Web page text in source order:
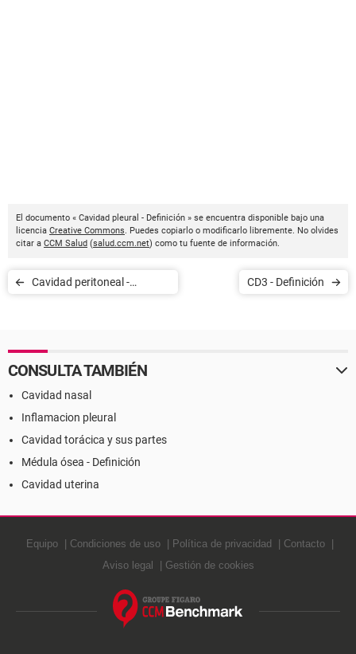
El documento « Cavidad pleural - Definición » se encuentra disponible bajo una
licencia Creative Commons. Puedes copiarlo o modificarlo libremente. No olvides
citar a CCM Salud (salud.ccm.net) como tu fuente de información.
Cavidad peritoneal -
CD3 - Definición
CONSULTA TAMBIÉN
Cavidad nasal
Inflamacion pleural
Cavidad torácica y sus partes
Médula ósea - Definición
Cavidad uterina
Equipo Condiciones de uso Política de privacidad
Contacto
Aviso legal
Gestión de cookies